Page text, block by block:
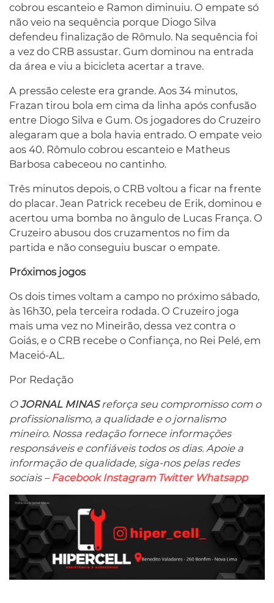
cobrou escanteio e Ramon diminuiu. O empate só
não veio na sequência porque Diogo Silva
defendeu finalização de Rômulo. Na sequência foi
a vez do CRB assustar. Gum dominou na entrada
da área e viu a bicicleta acertar a trave.
A pressão celeste era grande. Aos 34 minutos,
Frazan tirou bola em cima da linha após confusão
entre Diogo Silva e Gum. Os jogadores do Cruzeiro
alegaram que a bola havia entrado. O empate veio
aos 40. Rômulo cobrou escanteio e Matheus
Barbosa cabeceou no cantinho.
Três minutos depois, o CRB voltou a ficar na frente
do placar. Jean Patrick recebeu de Erik, dominou e
acertou uma bomba no ângulo de Lucas França. O
Cruzeiro abusou dos cruzamentos no fim da
partida e não conseguiu buscar o empate.
Próximos jogos
Os dois times voltam a campo no próximo sábado,
às 16h30, pela terceira rodada. O Cruzeiro joga
mais uma vez no Mineirão, dessa vez contra o
Goiás, e o CRB recebe o Confiança, no Rei Pelé, em
Maceió-AL.
Por Redação
OJORNAL MINASreforça seu compromisso com o
profissionalismo, a qualidade e o jornalismo
mineiro. Nossa redação fornece informações
responsáveis ​​e confiáveis ​​todos os dias. Apoie a
informação de qualidade, siga-nos pelas redes
sociais – Facebook Instagram Twitter Whatsapp